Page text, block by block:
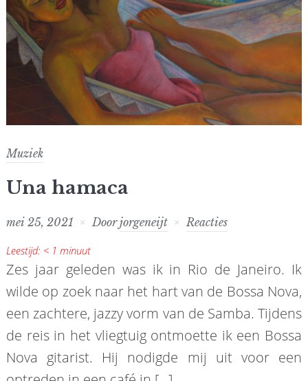
Muziek
Una hamaca
mei 25, 2021 Doorjorgeneijt Reacties
Leestijd: < 1 minuut
Zes jaar geleden was ik in Rio de Janeiro. Ik
wilde op zoek naar het hart van de Bossa Nova,
een zachtere, jazzy vorm van de Samba. Tijdens
de reis in het vliegtuig ontmoette ik een Bossa
Nova gitarist. Hij nodigde mij uit voor een